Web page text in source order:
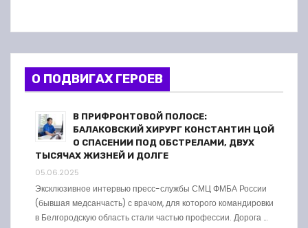
О ПОДВИГАХ ГЕРОЕВ
В ПРИФРОНТОВОЙ ПОЛОСЕ:
БАЛАКОВСКИЙ ХИРУРГ КОНСТАНТИН ЦОЙ
О СПАСЕНИИ ПОД ОБСТРЕЛАМИ, ДВУХ
ТЫСЯЧАХ ЖИЗНЕЙ И ДОЛГЕ
05.06.2025
Эксклюзивное интервью пресс-службы СМЦ ФМБА России
(бывшая медсанчасть) с врачом, для которого командировки
в Белгородскую область стали частью профессии. Дорога …